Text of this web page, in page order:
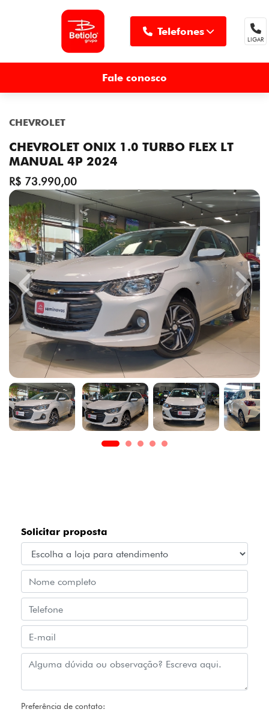
Telefones
LIGAR
Fale conosco
CHEVROLET
CHEVROLET ONIX 1.0 TURBO FLEX LT
MANUAL 4P 2024
R$ 73.990,00
Previous Next
Solicitar proposta
Preferência de contato: